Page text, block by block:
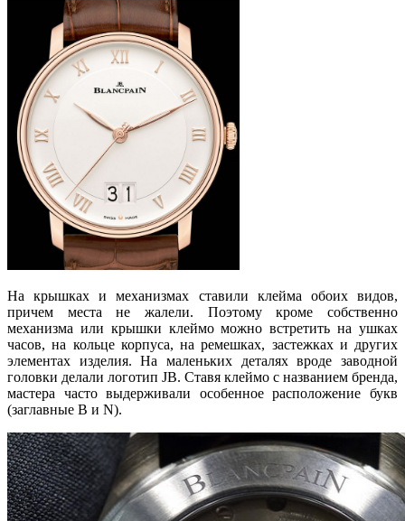
На крышках и механизмах ставили клейма обоих видов,
причем места не жалели. Поэтому кроме собственно
механизма или крышки клеймо можно встретить на ушках
часов, на кольце корпуса, на ремешках, застежках и других
элементах изделия. На маленьких деталях вроде заводной
головки делали логотип JB. Ставя клеймо с названием бренда,
мастера часто выдерживали особенное расположение букв
(заглавные B и N).